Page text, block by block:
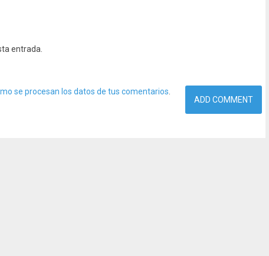
entrada.
se procesan los datos de tus comentarios